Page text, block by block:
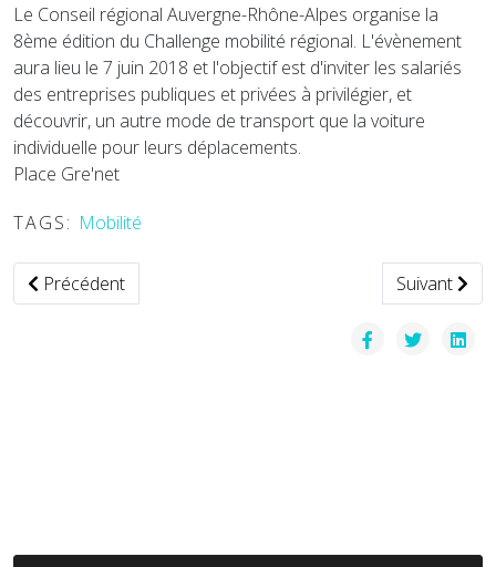
Le Conseil régional Auvergne-Rhône-Alpes organise la
8ème édition du Challenge mobilité régional. L'évènement
aura lieu le 7 juin 2018 et l'objectif est d'inviter les salariés
des entreprises publiques et privées à privilégier, et
découvrir, un autre mode de transport que la voiture
individuelle pour leurs déplacements.
Place Gre'net
TAGS: Mobilité
Article précédent : Allianz dévoile sa stratégie de mobilités
Précédent Article
Suivant